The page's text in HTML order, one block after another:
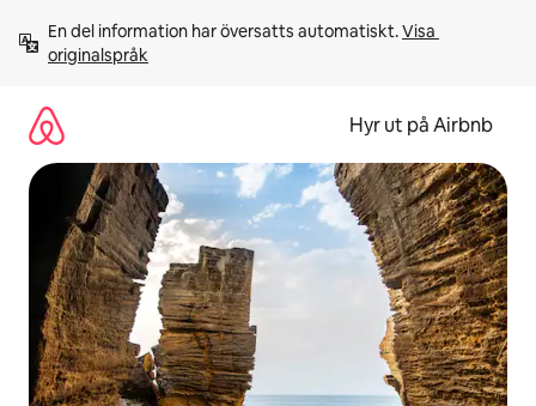
innehåll
En del information har översatts automatiskt. Visa
originalspråk
Hyr ut på Airbnb